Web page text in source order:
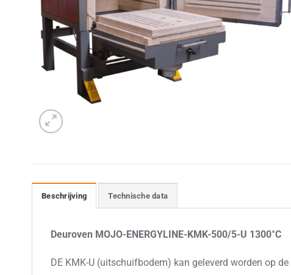
Beschrijving Technische data
Deuroven MOJO-ENERGYLINE-KMK-500/5-U 1300°C
DE KMK-U (uitschuifbodem) kan geleverd worden op de